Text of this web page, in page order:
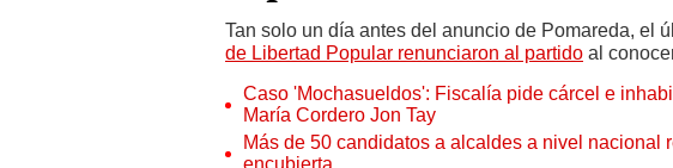
Tan solo un día antes del anuncio de Pomareda, el
de Libertad Popular renunciaron al partido al
Caso 'Mochasueldos': Fiscalía pide cárcel e
María Cordero Jon Tay
Más de 50 candidatos a alcaldes a nivel nacional